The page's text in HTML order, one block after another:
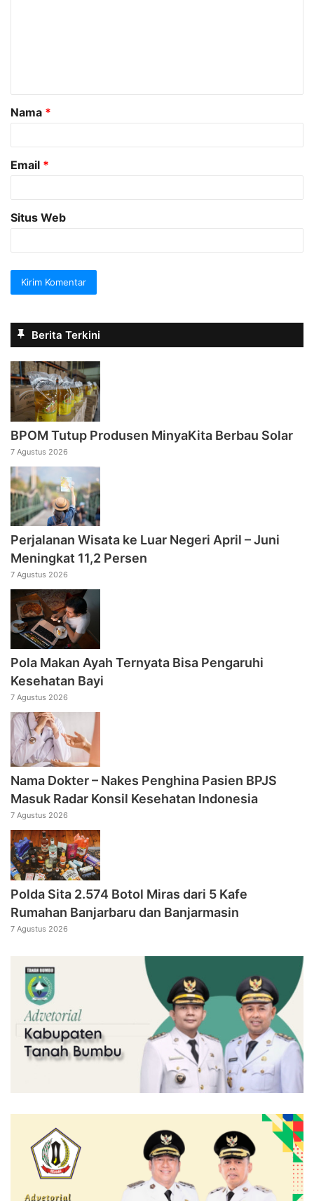
a
r
Nama *
Email *
Situs Web
Berita Terkini
BPOM Tutup Produsen MinyaKita Berbau Solar
7 Agustus 2026
Perjalanan Wisata ke Luar Negeri April – Juni
Meningkat 11,2 Persen
7 Agustus 2026
Pola Makan Ayah Ternyata Bisa Pengaruhi
Kesehatan Bayi
7 Agustus 2026
Nama Dokter – Nakes Penghina Pasien BPJS
Masuk Radar Konsil Kesehatan Indonesia
7 Agustus 2026
Polda Sita 2.574 Botol Miras dari 5 Kafe
Rumahan Banjarbaru dan Banjarmasin
7 Agustus 2026